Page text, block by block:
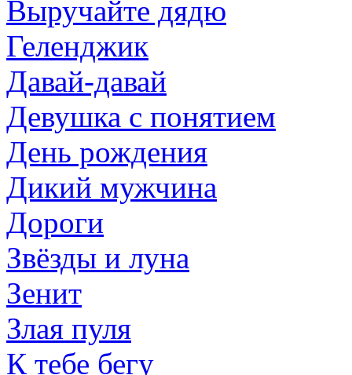
Выручайте дядю
Геленджик
Давай-давай
Девушка с понятием
День рождения
Дикий мужчина
Дороги
Звёзды и лyна
Зенит
Злая пуля
К тебе бегу